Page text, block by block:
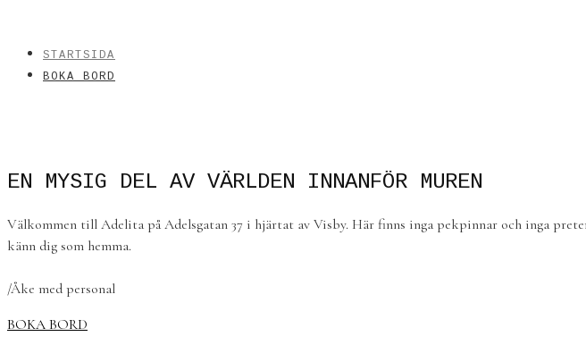
STARTSIDA
BOKA BORD
EN MYSIG DEL AV VÄRLDEN INNANFÖR MUREN
Välkommen till Adelita på Adelsgatan 37 i hjärtat av Visby. Här finns inga pekpinnar och inga
känn dig som hemma.
/Åke med personal
BOKA BORD